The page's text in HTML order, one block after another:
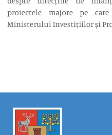
proiectele majore pe
Ministerului Investițiilor și